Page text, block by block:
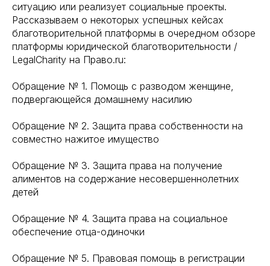
ситуацию или реализует социальные проекты.
Рассказываем о некоторых успешных кейсах
благотворительной платформы в очередном обзоре
платформы юридической благотворительности /
LegalCharity на Право.ru:
Обращение № 1. Помощь с разводом женщине,
подвергающейся домашнему насилию
Обращение № 2. Защита права собственности на
совместно нажитое имущество
Обращение № 3. Защита права на получение
алиментов на содержание несовершеннолетних
детей
Обращение № 4. Защита права на социальное
обеспечение отца-одиночки
Обращение № 5. Правовая помощь в регистрации